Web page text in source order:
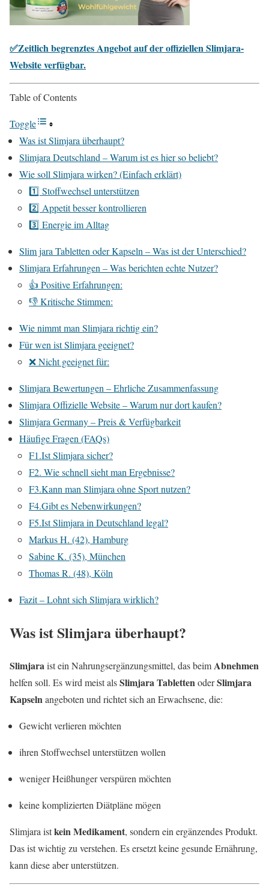
✅Zeitlich begrenztes Angebot auf der offiziellen Slimjara-
Website verfügbar.
Table of Contents
Toggle
Was ist Slimjara überhaupt?
Slimjara Deutschland – Warum ist es hier so beliebt?
Wie soll Slimjara wirken? (Einfach erklärt)
1️⃣ Stoffwechsel unterstützen
2️⃣ Appetit besser kontrollieren
3️⃣ Energie im Alltag
Slim jara Tabletten oder Kapseln – Was ist der Unterschied?
Slimjara Erfahrungen – Was berichten echte Nutzer?
👍 Positive Erfahrungen:
👎 Kritische Stimmen:
Wie nimmt man Slimjara richtig ein?
Für wen ist Slimjara geeignet?
❌ Nicht geeignet für:
Slimjara Bewertungen – Ehrliche Zusammenfassung
Slimjara Offizielle Website – Warum nur dort kaufen?
Slimjara Germany – Preis & Verfügbarkeit
Häufige Fragen (FAQs)
F1.Ist Slimjara sicher?
F2. Wie schnell sieht man Ergebnisse?
F3.Kann man Slimjara ohne Sport nutzen?
F4.Gibt es Nebenwirkungen?
F5.Ist Slimjara in Deutschland legal?
Markus H. (42), Hamburg
Sabine K. (35), München
Thomas R. (48), Köln
Fazit – Lohnt sich Slimjara wirklich?
Was ist Slimjara überhaupt?
Slimjaraist ein Nahrungsergänzungsmittel, das beimAbnehmen
helfen soll. Es wird meist alsSlimjara TablettenoderSlimjara
Kapselnangeboten und richtet sich an Erwachsene, die:
Gewicht verlieren möchten
ihren Stoffwechsel unterstützen wollen
weniger Heißhunger verspüren möchten
keine komplizierten Diätpläne mögen
Slimjara istkein Medikament, sondern ein ergänzendes Produkt.
Das ist wichtig zu verstehen. Es ersetzt keine gesunde Ernährung,
kann diese aber unterstützen.